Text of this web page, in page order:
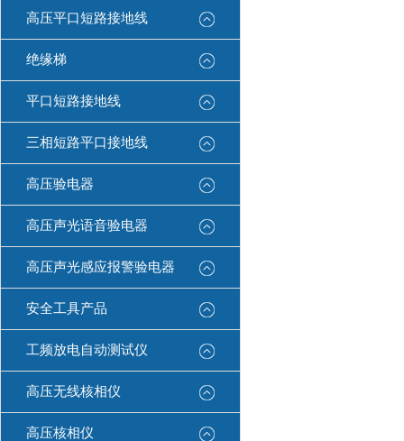
高压平口短路接地线
绝缘梯
平口短路接地线
三相短路平口接地线
高压验电器
高压声光语音验电器
高压声光感应报警验电器
安全工具产品
工频放电自动测试仪
高压无线核相仪
高压核相仪